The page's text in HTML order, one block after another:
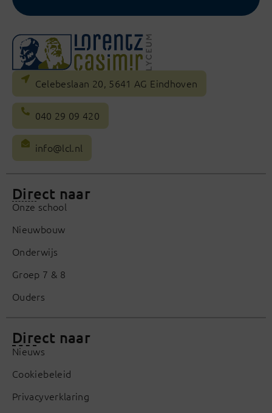
Celebeslaan 20, 5641 AG Eindhoven
040 29 09 420
info@lcl.nl
Direct naar
Onze school
Nieuwbouw
Onderwijs
Groep 7 & 8
Ouders
Direct naar
Nieuws
Cookiebeleid
Privacyverklaring